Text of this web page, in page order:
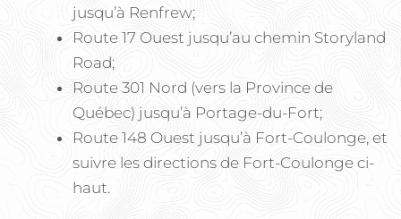
jusqu’à Renfrew;
Route 17 Ouest jusqu’au chemin Storyland
Road;
Route 301 Nord (vers la Province de
Québec) jusqu’à Portage-du-Fort;
Route 148 Ouest jusqu’à Fort-Coulonge, et
suivre les directions de Fort-Coulonge ci-
haut.